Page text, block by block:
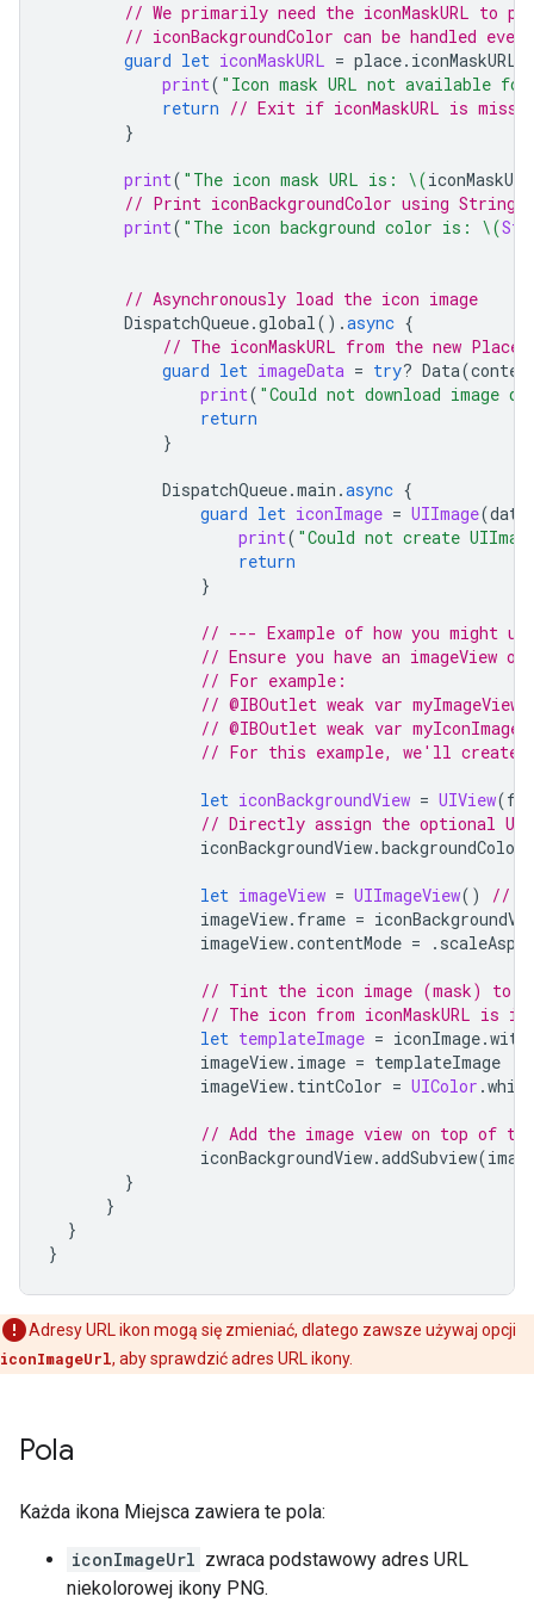
// We primarily need the iconMaskURL to
// iconBackgroundColor can be handled
guard let iconMaskURL = place. iconMaskURL
print( "Icon mask URL not available
return // Exit if iconMaskURL is
}
print( "The icon mask URL is: \(iconMaskURL
// Print iconBackgroundColor using
print( "The icon background color is: \(
// Asynchronously load the icon image
DispatchQueue.global().async {
// The iconMaskURL from the new
guard let imageData = try? Data(
print( "Could not download image
return
}
DispatchQueue.main .async {
guard let iconImage = UIImage(data
print( "Could not create
return
}
// --- Example of how you might
// Ensure you have an imageView
// For example:
// @IBOutlet weak var
// @IBOutlet weak var
// For this example, we'll create
let iconBackgroundView = UIView(
// Directly assign the optional
iconBackgroundView.backgroundColor
let imageView = UIImageView()
//
imageView. frame =
imageView.contentMode = .
// Tint the icon image (mask) to
// The icon from iconMaskURL is
let templateImage = iconImage.
imageView. image = templateImage
imageView. tintColor = UIColor .white
// Add the image view on top of the
iconBackgroundView.addSubview(
}
}
}
}
Adresy URL ikon mogą się zmieniać, dlatego zawsze używaj opcji
iconImageUrl, aby sprawdzić adres URL ikony.
Pola
Każda ikona Miejsca zawiera te pola:
iconImageUrl zwraca podstawowy adres URL
niekolorowej ikony PNG.